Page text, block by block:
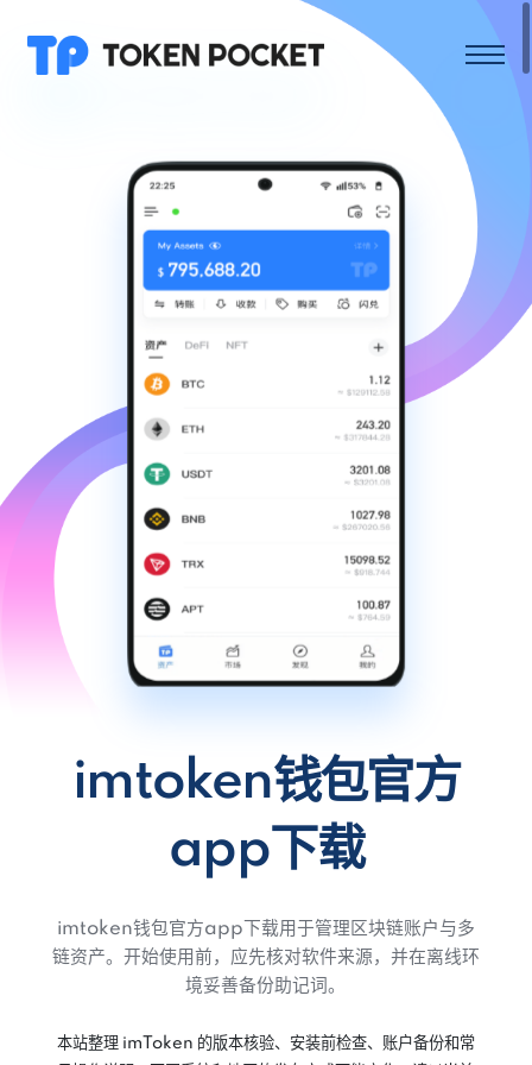
imtoken钱包官方
app下载
imtoken钱包官方app下载用于管理区块链账户与多
链资产。开始使用前，应先核对软件来源，并在离线环
境妥善备份助记词。
本站整理 imToken 的版本核验、安装前检查、账户备份和常